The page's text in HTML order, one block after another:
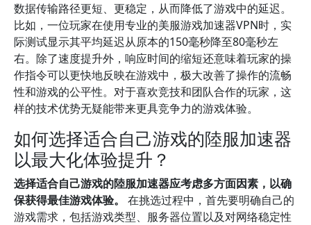
数据传输路径更短、更稳定，从而降低了游戏中的延迟。
比如，一位玩家在使用专业的美服游戏加速器VPN时，实
际测试显示其平均延迟从原本的150毫秒降至80毫秒左
右。除了速度提升外，响应时间的缩短还意味着玩家的操
作指令可以更快地反映在游戏中，极大改善了操作的流畅
性和游戏的公平性。对于喜欢竞技和团队合作的玩家，这
样的技术优势无疑能带来更具竞争力的游戏体验。
如何选择适合自己游戏的陸服加速器
以最大化体验提升？
选择适合自己游戏的陸服加速器应考虑多方面因素，以确
保获得最佳游戏体验。
在挑选过程中，首先要明确自己的
游戏需求，包括游戏类型、服务器位置以及对网络稳定性